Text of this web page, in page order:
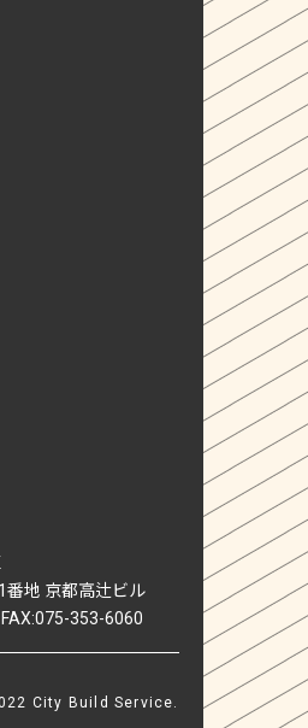
番地 京都高辻ビル
353-6060
City Build Service.